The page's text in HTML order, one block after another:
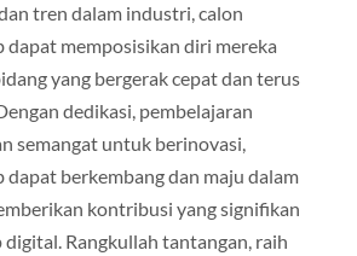
tren dalam industri, calon
dapat memposisikan diri mereka
yang bergerak cepat dan terus
dedikasi, pembelajaran
semangat untuk berinovasi,
dapat berkembang dan maju dalam
kontribusi yang signifikan
Rangkullah tantangan, raih